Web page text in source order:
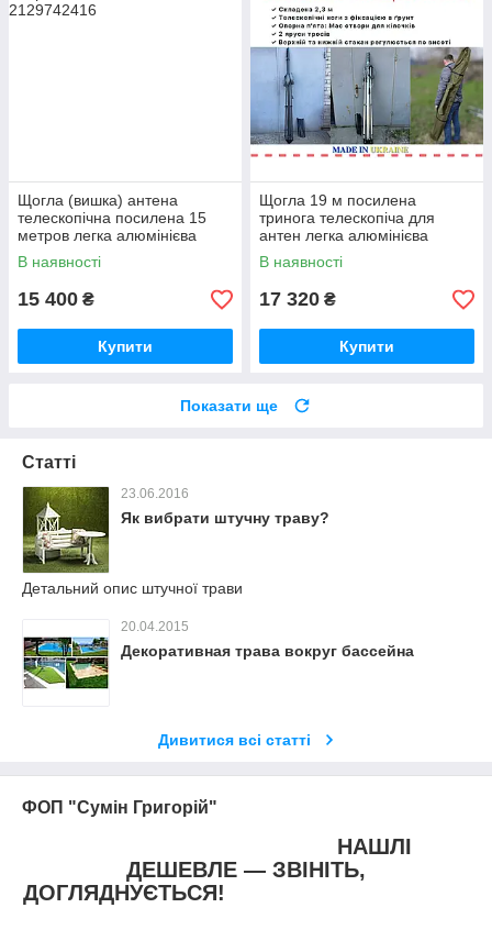
Щогла (вишка) антена
телескопічна посилена 15
метров легка алюмінієва
мачта
В наявності
15 400 ₴
Купити
Щогла 19 м посилена
тринога телескопіча для
антен легка алюмінієва
мачта
В наявності
17 320 ₴
Купити
Показати ще
Статті
23.06.2016
Як вибрати штучну траву?
Детальний опис штучної трави
20.04.2015
Декоративная трава вокруг бассейна
Дивитися всі статті
ФОП "Сумін Григорій"
НАШЛІ
ДЕШЕВЛЕ — ЗВІНІТЬ,
ДОГЛЯДНУЄТЬСЯ!